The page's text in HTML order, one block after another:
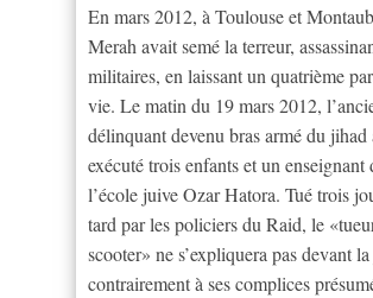
En mars 2012, à Toulouse et
Merah avait semé la terreur,
militaires, en laissant un quatrième
vie. Le matin du 19 mars 2012,
délinquant devenu bras armé du jihad
exécuté trois enfants et un enseignant
l’école juive Ozar Hatora. Tué trois
tard par les policiers du Raid, le
scooter» ne s’expliquera pas devant
contrairement à ses complices